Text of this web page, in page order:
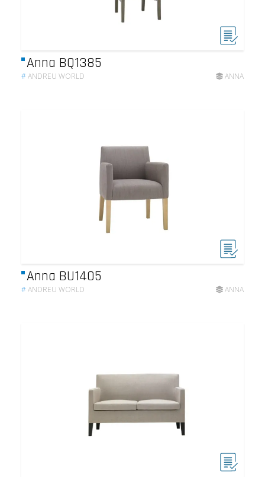
Anna BQ1385
#ANDREU WORLD ANNA
Anna BU1405
#ANDREU WORLD ANNA